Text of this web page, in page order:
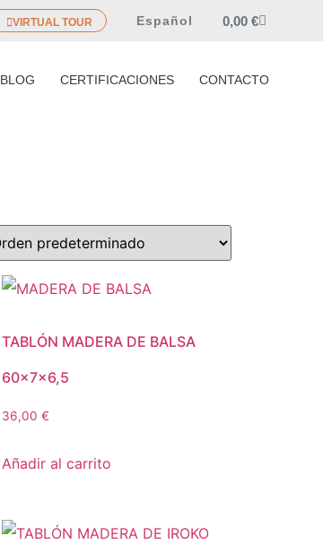
VIRTUAL TOUR Español 0,00€
BLOG CERTIFICACIONES CONTACTO
TABLÓN MADERA DE BALSA
60x7x6,5
36,00€
Añadir al carrito